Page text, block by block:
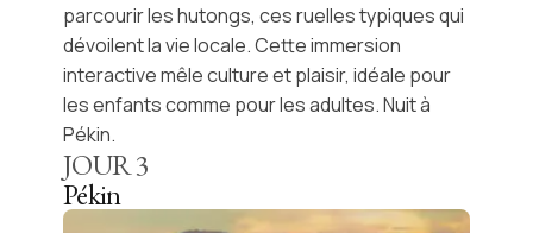
parcourir leshutongs, ces ruelles typiques qui
dévoilent la vie locale. Cette immersion
interactive mêle culture et plaisir, idéale pour
les enfants comme pour les adultes. Nuit à
Pékin.
JOUR3
Pékin